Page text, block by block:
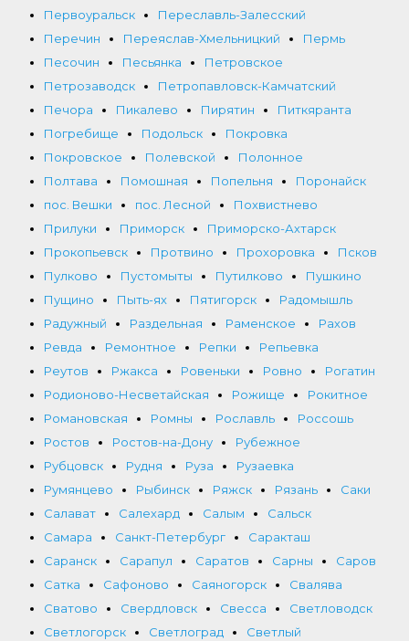
Первоуральск
Переславль-Залесский
Перечин
Переяслав-Хмельницкий
Пермь
Песочин
Песьянка
Петровское
Петрозаводск
Петропавловск-Камчатский
Печора
Пикалево Пирятин
Питкяранта
Погребище
Подольск
Покровка
Покровское
Полевской
Полонное
Полтава
Помошная Попельня
Поронайск
пос. Вешки
пос. Лесной
Похвистнево
Прилуки
Приморск
Приморско-Ахтарск
Прокопьевск
Протвино Прохоровка
Псков
Пулково
Пустомыты Путилково
Пушкино
Пущино
Пыть-ях Пятигорск
Радомышль
Радужный
Раздельная Раменское
Рахов
Ревда
Ремонтное Репки
Репьевка
Реутов
Ржакса Ровеньки Ровно
Рогатин
Родионово-Несветайская
Рожище
Рокитное
Романовская
Ромны Рославль
Россошь
Ростов
Ростов-на-Дону
Рубежное
Рубцовск
Рудня Руза
Рузаевка
Румянцево
Рыбинск Ряжск Рязань
Саки
Салават
Салехард Салым
Сальск
Самара
Санкт-Петербург
Саракташ
Саранск
Сарапул Саратов Сарны
Саров
Сатка
Сафоново Саяногорск
Свалява
Сватово
Свердловск Свесса
Светловодск
Светлогорск
Светлоград
Светлый